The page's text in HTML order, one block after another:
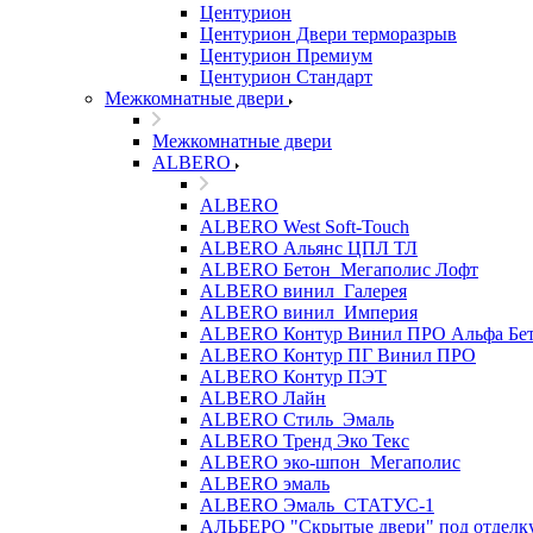
Центурион
Центурион Двери терморазрыв
Центурион Премиум
Центурион Стандарт
Межкомнатные двери
Межкомнатные двери
ALBERO
ALBERO
ALBERO West Soft-Touch
ALBERO Альянс ЦПЛ ТЛ
ALBERO Бетон_Мегаполис Лофт
ALBERO винил_Галерея
ALBERO винил_Империя
ALBERO Контур Винил ПРО Альфа
ALBERO Контур ПГ Винил ПРО
ALBERO Контур ПЭТ
ALBERO Лайн
ALBERO Стиль_Эмаль
ALBERO Тренд Эко Текс
ALBERO эко-шпон_Мегаполис
ALBERO эмаль
ALBERO Эмаль_СТАТУС-1
АЛЬБЕРО "Скрытые двери" под